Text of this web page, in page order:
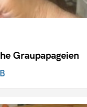
Graupapageien